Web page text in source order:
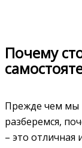
Почему
Прежде чем мы
разберемся,
– это отличная